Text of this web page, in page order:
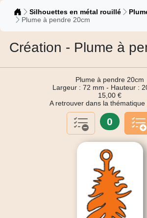
Catalogue
Silhouettes en métal rouillé
Plume à pendre 20cm
Création - Plume à
Plume à pendre 20cm
Largeur : 72 mm - Hauteur :
15,00 €
A retrouver dans la thématique
0